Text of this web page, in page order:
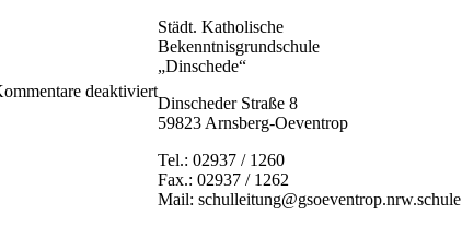
deaktiviertfür
3f12c8e3-
96cd-
4a9d-
a5e3-
500a17a67a5d
Städt. Katholische
Bekenntnisgrundschule
„Dinschede“
Dinscheder Straße 8
59823 Arnsberg-Oeventrop
Tel.: 02937 / 1260
Fax.: 02937 / 1262
Mail: schulleitung@gsoeventrop.nrw.schule